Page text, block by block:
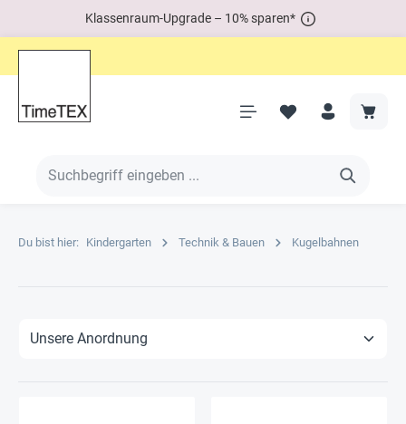
Klassenraum-Upgrade – 10% sparen*
Du bist hier: Kindergarten Technik & Bauen Kugelbahnen